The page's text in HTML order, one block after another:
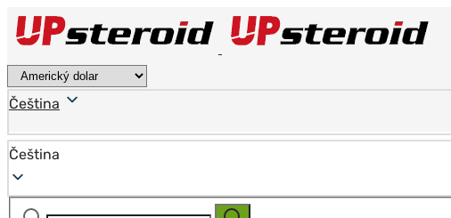
Čeština
Čeština
Hledat: Hledat